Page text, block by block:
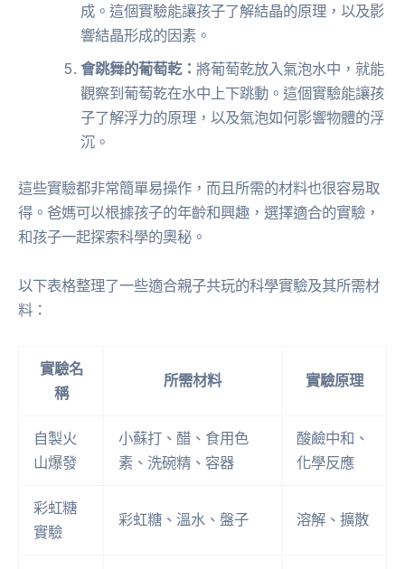
成。這個實驗能讓孩子了解結晶的原理，以及影
響結晶形成的因素。
會跳舞的葡萄乾：將葡萄乾放入氣泡水中，就能
觀察到葡萄乾在水中上下跳動。這個實驗能讓孩
子了解浮力的原理，以及氣泡如何影響物體的浮
沉。
這些實驗都非常簡單易操作，而且所需的材料也很容易取
得。爸媽可以根據孩子的年齡和興趣，選擇適合的實驗，
和孩子一起探索科學的奧秘。
以下表格整理了一些適合親子共玩的科學實驗及其所需材
料：
實驗名
稱
所需材料 實驗原理
自製火
山爆發
小蘇打、醋、食用色
素、洗碗精、容器
酸鹼中和、
化學反應
彩虹糖
實驗
彩虹糖、溫水、盤子 溶解、擴散